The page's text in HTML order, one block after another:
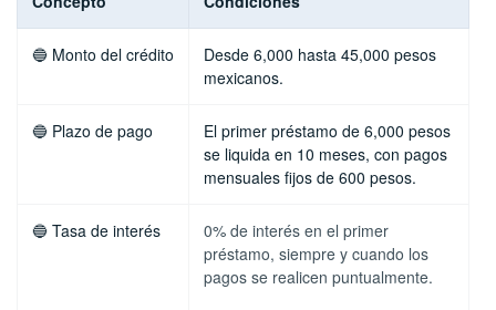
🔵 Monto del crédito
Desde 6,000 hasta 45,000 pesos
mexicanos.
🔵 Plazo de pago
El primer préstamo de 6,000 pesos
se liquida en 10 meses, con pagos
mensuales fijos de 600 pesos.
🔵 Tasa de interés
0% de interés en el primer
préstamo, siempre y cuando los
pagos se realicen puntualmente.